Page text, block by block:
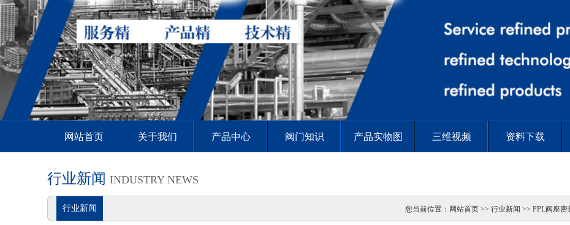
网站首页 关于我们 产品中心 阀门知识 产品实物图 三维视频 资料下载
行业新闻 INDUSTRY NEWS
行业新闻 您当前位置： 网站首页 >> 行业新闻 >> PPL阀座